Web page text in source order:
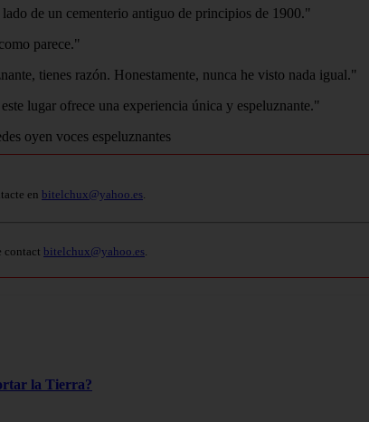
de un cementerio antiguo de principios de 1900."
parece."
tienes razón. Honestamente, nunca he visto nada igual."
lugar ofrece una experiencia única y espeluznante."
en bitelchux@yahoo.es
contact bitelchux@yahoo.es
la Tierra?